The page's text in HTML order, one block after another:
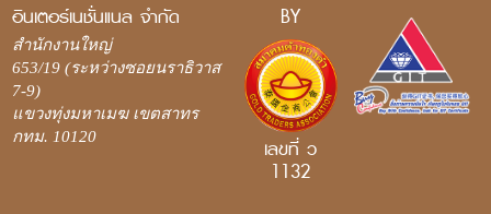
อินเตอร์เนชั่นแนล จำกัด
สำนักงานใหญ่
653/19 (ระหว่างซอยนราธิวาส
7-9)
แขวงทุ่งมหาเมฆ เขตสาทร
กทม. 10120
BY
เลขที่ ว
1132